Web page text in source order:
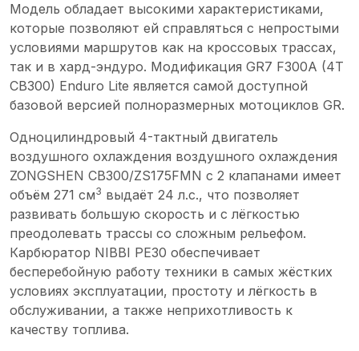
Модель обладает высокими характеристиками,
которые позволяют ей справляться с непростыми
условиями маршрутов как на кроссовых трассах,
так и в хард-эндуро. Модификация GR7 F300A (4T
CB300) Enduro Lite является самой доступной
базовой версией полноразмерных мотоциклов GR.
Одноцилиндровый 4-тактный двигатель
воздушного охлаждения воздушного охлаждения
ZONGSHEN CB300/ZS175FMN с 2 клапанами имеет
объём 271 см3 выдаёт 24 л.с., что позволяет
развивать большую скорость и с лёгкостью
преодолевать трассы со сложным рельефом.
Карбюратор NIBBI PE30 обеспечивает
бесперебойную работу техники в самых жёстких
условиях эксплуатации, простоту и лёгкость в
обслуживании, а также неприхотливость к
качеству топлива.